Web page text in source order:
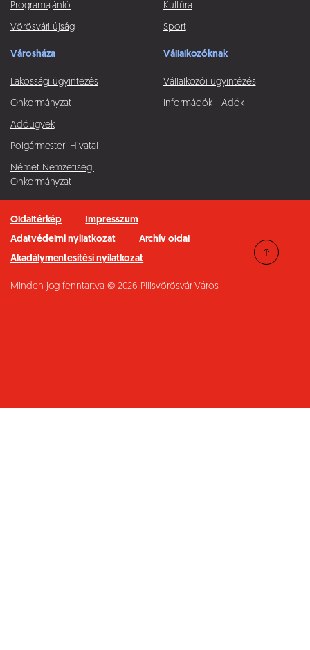
Programajánló
Vörösvári újság
Kultúra
Sport
Városháza
Lakossági ügyintézés
Önkormányzat
Adóügyek
Polgármesteri Hivatal
Német Nemzetiségi
Önkormányzat
Vállalkozóknak
Vállalkozói ügyintézés
Információk - Adók
Oldaltérkép
Impresszum
Adatvédelmi nyilatkozat
Archív oldal
Akadálymentesítési nyilatkozat
Minden jog fenntartva © 2026 Pilisvörösvár Város